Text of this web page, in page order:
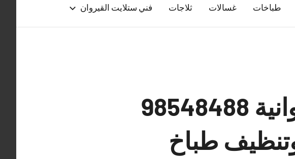
طباخات غسالات ثلاجات فني ستلايت القيروان
فني طباخات اسطبلات الفروانية 98548488
طباخ